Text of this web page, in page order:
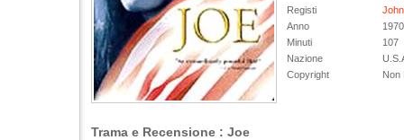
Registi
Anno
1970
Minuti
107
Nazione
Copyright
Non
Trama e Recensione : Joe